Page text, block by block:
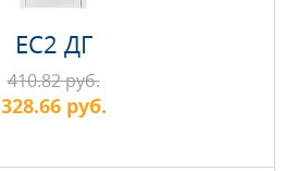
EC2 ДГ
410.82 руб.
328.66 руб.